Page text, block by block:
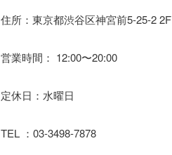
住所：東京都渋谷区神宮前5-25-2 2F
営業時間： 12:00〜20:00
定休日：水曜日
TEL ：03-3498-7878